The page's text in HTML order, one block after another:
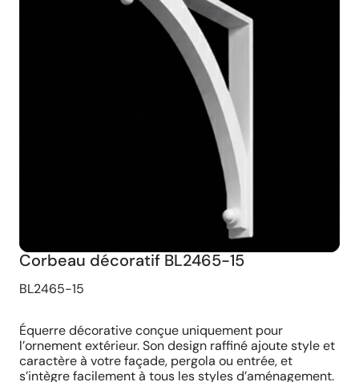
Corbeau décoratif BL2465-15
BL2465-15
Équerre décorative conçue uniquement pour
l’ornement extérieur. Son design raffiné ajoute style et
caractère à votre façade, pergola ou entrée, et
s’intègre facilement à tous les styles d’aménagement.